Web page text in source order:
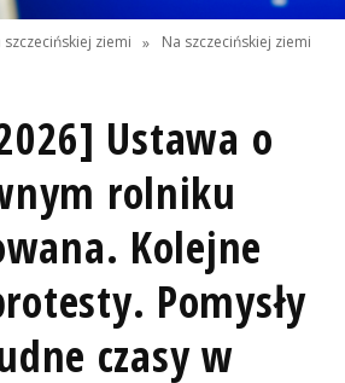
szczecińskiej ziemi » Na szczecińskiej ziemi
Ustawa o
rolniku
Kolejne
Pomysły
czasy w